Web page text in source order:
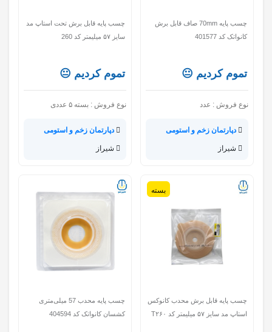
چسب پایه 70mm صاف قابل برش
کانواتک کد 401577
تموم کردیم 😐
نوع فروش : عدد
دپارتمان زخم و استومی
شیراز
چسب پایه قابل برش تحت استاپ مد
سایز ۵۷ میلیمتر کد 260
تموم کردیم 😐
نوع فروش : بسته ۵ عددی
دپارتمان زخم و استومی
شیراز
بسته
چسب پایه قابل برش محدب کانوکس
استاپ مد سایز ۵۷ میلیمتر کد T۲۶۰
چسب پایه محدب 57 میلی‌متری
کشسان کانواتک کد 404594